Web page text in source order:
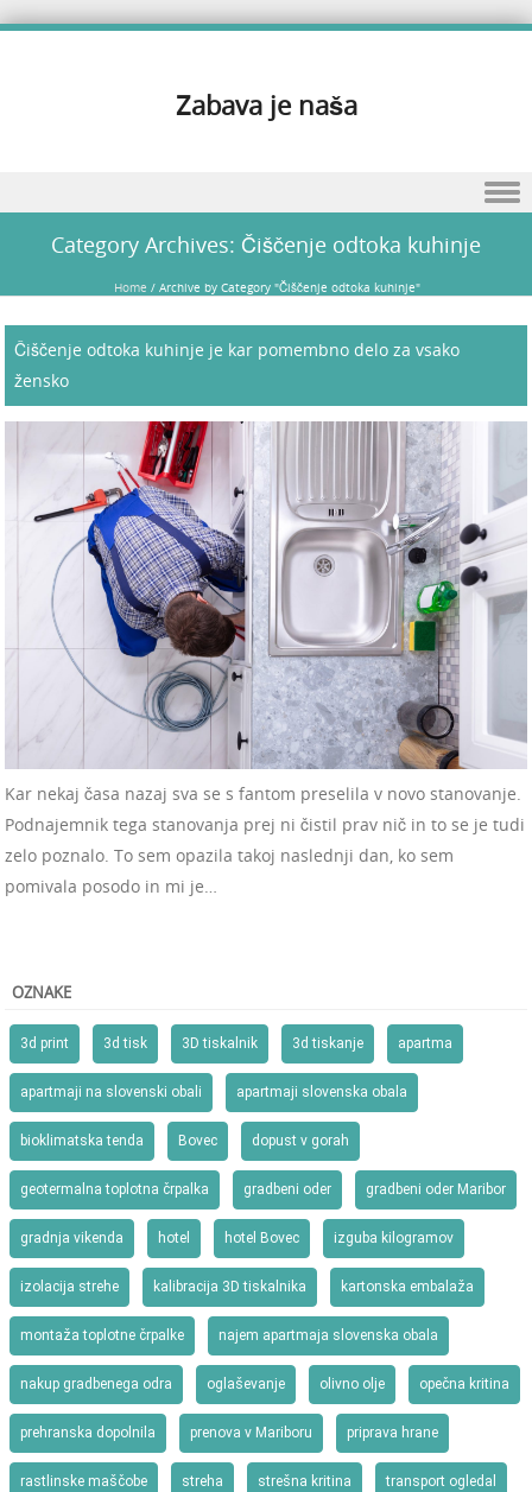
Zabava je naša
Category Archives: Čiščenje odtoka kuhinje
Home / Archive by Category "Čiščenje odtoka kuhinje"
Čiščenje odtoka kuhinje je kar pomembno delo za vsako
žensko
Kar nekaj časa nazaj sva se s fantom preselila v novo stanovanje.
Podnajemnik tega stanovanja prej ni čistil prav nič in to se je tudi
zelo poznalo. To sem opazila takoj naslednji dan, ko sem
pomivala posodo in mi je…
OZNAKE
3d print 3d tisk 3D tiskalnik 3d tiskanje apartma
apartmaji na slovenski obali apartmaji slovenska obala
bioklimatska tenda Bovec dopust v gorah
geotermalna toplotna črpalka gradbeni oder gradbeni oder Maribor
gradnja vikenda hotel hotel Bovec izguba kilogramov
izolacija strehe kalibracija 3D tiskalnika kartonska embalaža
montaža toplotne črpalke najem apartmaja slovenska obala
nakup gradbenega odra oglaševanje olivno olje opečna kritina
prehranska dopolnila prenova v Mariboru priprava hrane
rastlinske maščobe streha strešna kritina transport ogledal